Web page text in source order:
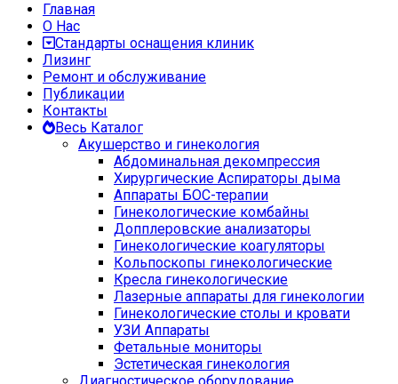
Главная
О Нас
Стандарты оснащения клиник
Лизинг
Ремонт и обслуживание
Публикации
Контакты
Весь Каталог
Акушерство и гинекология
Абдоминальная декомпрессия
Хирургические Аспираторы дыма
Аппараты БОС-терапии
Гинекологические комбайны
Допплеровские анализаторы
Гинекологические коагуляторы
Кольпоскопы гинекологические
Кресла гинекологические
Лазерные аппараты для гинекологии
Гинекологические столы и кровати
УЗИ Аппараты
Фетальные мониторы
Эстетическая гинекология